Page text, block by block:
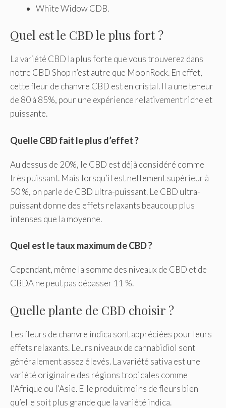
White Widow CDB.
Quel est le CBD le plus fort ?
La variété CBD la plus forte que vous trouverez dans
notre CBD Shop n’est autre que MoonRock. En effet,
cette fleur de chanvre CBD est en cristal. Il a une teneur
de 80 à 85%, pour une expérience relativement riche et
puissante.
Quelle CBD fait le plus d’effet ?
Au dessus de 20%, le CBD est déjà considéré comme
très puissant. Mais lorsqu’il est nettement supérieur à
50 %, on parle de CBD ultra-puissant. Le CBD ultra-
puissant donne des effets relaxants beaucoup plus
intenses que la moyenne.
Quel est le taux maximum de CBD ?
Cependant, même la somme des niveaux de CBD et de
CBDA ne peut pas dépasser 11 %.
Quelle plante de CBD choisir ?
Les fleurs de chanvre indica sont appréciées pour leurs
effets relaxants. Leurs niveaux de cannabidiol sont
généralement assez élevés. La variété sativa est une
variété originaire des régions tropicales comme
l’Afrique ou l’Asie. Elle produit moins de fleurs bien
qu’elle soit plus grande que la variété indica.